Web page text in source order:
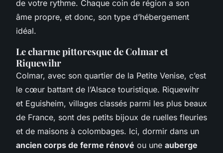
de votre rythme. Chaque coin de région a son
âme propre, et donc, son type d’hébergement
idéal.
Le charme pittoresque de Colmar et
Riquewihr
Colmar, avec son quartier de la Petite Venise, c’est
le cœur battant de l’Alsace touristique. Riquewihr
et Eguisheim, villages classés parmi les plus beaux
de France, sont des petits bijoux de ruelles fleuries
et de maisons à colombages. Ici, dormir dans un
ancien corps de ferme rénové ou une auberge